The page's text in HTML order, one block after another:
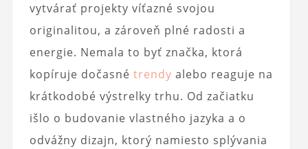
vytvárať projekty víťazné svojou
originalitou, a zároveň plné radosti a
energie. Nemala to byť značka, ktorá
kopíruje dočasné trendy alebo reaguje na
krátkodobé výstrelky trhu. Od začiatku
išlo o budovanie vlastného jazyka a o
odvážny dizajn, ktorý namiesto splývania